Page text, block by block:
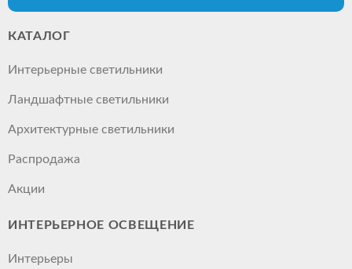
КАТАЛОГ
Интерьерные светильники
Ландшафтные светильники
Архитектурные светильники
Распродажа
Акции
ИНТЕРЬЕРНОЕ ОСВЕЩЕНИЕ
Интерьеры